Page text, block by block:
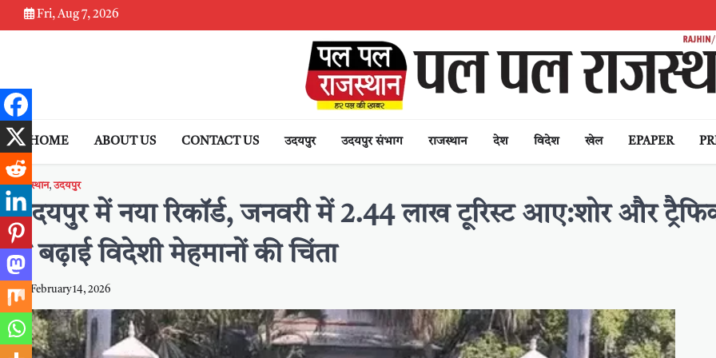
Skip
to
Fri, Aug 7, 2026
HOME ABOUT US CONTACT US उदयपुर उदयपुर संभाग राजस्थान देश विदेश खेल EPAPER
राजस्थान,उदयपुर
उदयपुर में नया रिकॉर्ड, जनवरी में 2.44 लाख टूरिस्ट आए:शोर और
ने बढ़ाई विदेशी मेहमानों की चिंता
February 14, 2026